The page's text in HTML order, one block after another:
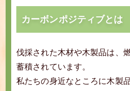
カーボンポジティブとは
伐採された木材や木製品は、
蓄積されています。
私たちの身近なところに木製